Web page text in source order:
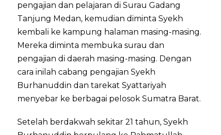
pengajian dan pelajaran di Surau Gadang
Tanjung Medan, kemudian diminta Syekh
kembali ke kampung halaman masing-masing.
Mereka diminta membuka surau dan
pengajian di daerah masing-masing. Dengan
cara inilah cabang pengajian Syekh
Burhanuddin dan tarekat Syattariyah
menyebar ke berbagai pelosok Sumatra Barat.
Setelah berdakwah sekitar 21 tahun, Syekh